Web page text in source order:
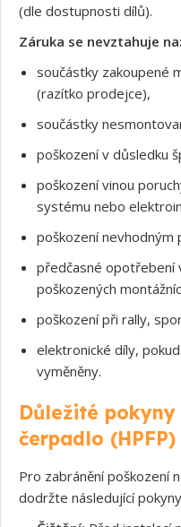
(dle dostupnosti dílů).
Záruka se nevztahuje na:
součástky zakoupené
(razítko prodejce),
součástky
poškození v důsledku
poškození vinou
systému nebo
poškození nevhodným
předčasné opotřebení
poškozených
poškození při rally,
elektronické díly,
vyměněny.
Důležité
čerpadlo (HPFP)
Pro zabránění poškození
dodržte následující